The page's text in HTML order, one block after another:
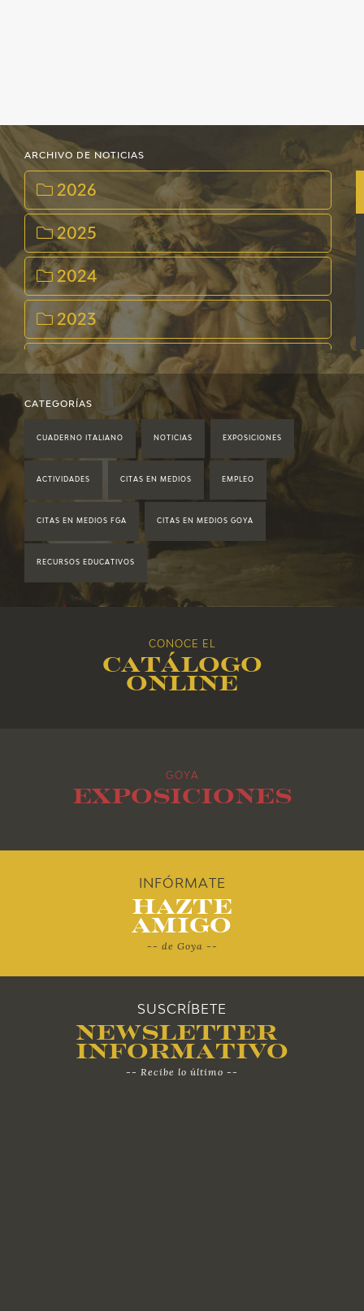
ARCHIVO DE NOTICIAS
2026
2025
2024
2023
2022
2021
2017
2012
CATEGORÍAS
CUADERNO ITALIANO NOTICIAS EXPOSICIONES
ACTIVIDADES CITAS EN MEDIOS EMPLEO
CITAS EN MEDIOS FGA CITAS EN MEDIOS GOYA
RECURSOS EDUCATIVOS
CONOCE EL
Catálogo
online
GOYA
Exposiciones
INFÓRMATE
Hazte
Amigo
-- de Goya --
SUSCRÍBETE
Newsletter
Informativo
-- Recibe lo último --